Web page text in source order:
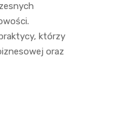
którzy
oraz